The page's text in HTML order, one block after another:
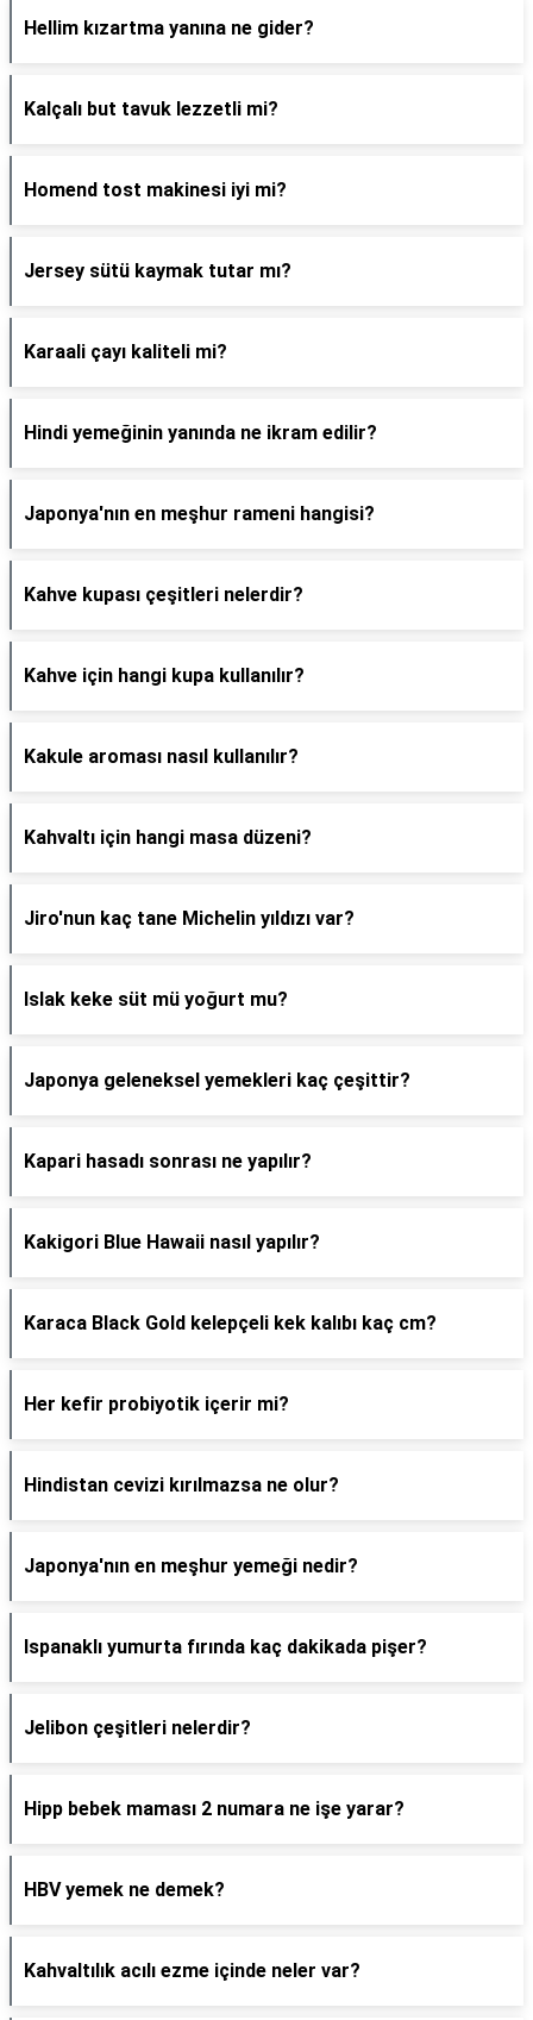
Hellim kızartma yanına ne gider?
Kalçalı but tavuk lezzetli mi?
Homend tost makinesi iyi mi?
Jersey sütü kaymak tutar mı?
Karaali çayı kaliteli mi?
Hindi yemeğinin yanında ne ikram edilir?
Japonya'nın en meşhur rameni hangisi?
Kahve kupası çeşitleri nelerdir?
Kahve için hangi kupa kullanılır?
Kakule aroması nasıl kullanılır?
Kahvaltı için hangi masa düzeni?
Jiro'nun kaç tane Michelin yıldızı var?
Islak keke süt mü yoğurt mu?
Japonya geleneksel yemekleri kaç çeşittir?
Kapari hasadı sonrası ne yapılır?
Kakigori Blue Hawaii nasıl yapılır?
Karaca Black Gold kelepçeli kek kalıbı kaç cm?
Her kefir probiyotik içerir mi?
Hindistan cevizi kırılmazsa ne olur?
Japonya'nın en meşhur yemeği nedir?
Ispanaklı yumurta fırında kaç dakikada pişer?
Jelibon çeşitleri nelerdir?
Hipp bebek maması 2 numara ne işe yarar?
HBV yemek ne demek?
Kahvaltılık acılı ezme içinde neler var?